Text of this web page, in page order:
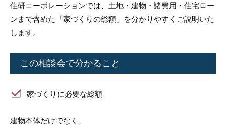
住研コーポレーションでは、土地・建物・諸費用・住宅ロー
ンまで含めた「家づくりの総額」を分かりやすくご説明いた
します。
この相談会で分かること
家づくりに必要な総額
建物本体だけでなく、